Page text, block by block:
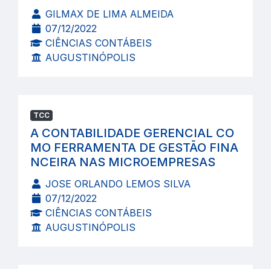
GILMAX DE LIMA ALMEIDA
07/12/2022
CIÊNCIAS CONTÁBEIS
AUGUSTINÓPOLIS
TCC
A CONTABILIDADE GERENCIAL CO
MO FERRAMENTA DE GESTÃO FINA
NCEIRA NAS MICROEMPRESAS
JOSE ORLANDO LEMOS SILVA
07/12/2022
CIÊNCIAS CONTÁBEIS
AUGUSTINÓPOLIS